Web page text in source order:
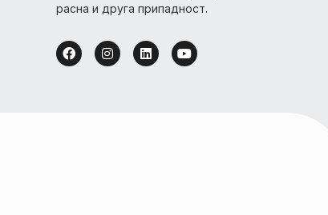
расна и друга припадност.